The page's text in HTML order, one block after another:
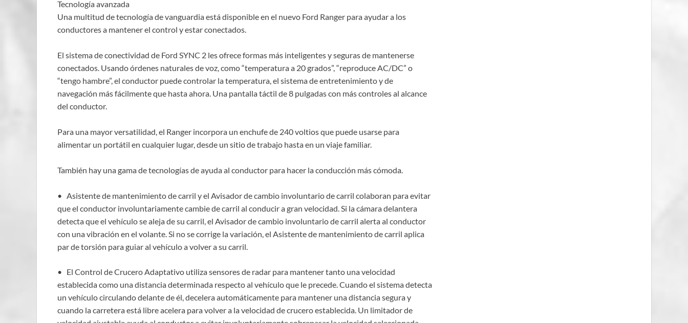
Tecnología avanzada
Una multitud de tecnología de vanguardia está disponible en el nuevo Ford Ranger para ayudar a los
conductores a mantener el control y estar conectados.
El sistema de conectividad de Ford SYNC 2 les ofrece formas más inteligentes y seguras de mantenerse
conectados. Usando órdenes naturales de voz, como “temperatura a 20 grados”, “reproduce AC/DC” o
“tengo hambre”, el conductor puede controlar la temperatura, el sistema de entretenimiento y de
navegación más fácilmente que hasta ahora. Una pantalla táctil de 8 pulgadas con más controles al alcance
del conductor.
Para una mayor versatilidad, el Ranger incorpora un enchufe de 240 voltios que puede usarse para
alimentar un portátil en cualquier lugar, desde un sitio de trabajo hasta en un viaje familiar.
También hay una gama de tecnologías de ayuda al conductor para hacer la conducción más cómoda.
• Asistente de mantenimiento de carril y el Avisador de cambio involuntario de carril colaboran para evitar
que el conductor involuntariamente cambie de carril al conducir a gran velocidad. Si la cámara delantera
detecta que el vehículo se aleja de su carril, el Avisador de cambio involuntario de carril alerta al conductor
con una vibración en el volante. Si no se corrige la variación, el Asistente de mantenimiento de carril aplica
par de torsión para guiar al vehículo a volver a su carril.
• El Control de Crucero Adaptativo utiliza sensores de radar para mantener tanto una velocidad
establecida como una distancia determinada respecto al vehículo que le precede. Cuando el sistema detecta
un vehículo circulando delante de él, decelera automáticamente para mantener una distancia segura y
cuando la carretera está libre acelera para volver a la velocidad de crucero establecida. Un limitador de